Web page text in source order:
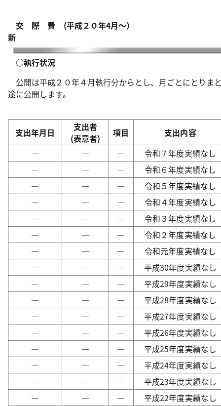
交 際 費 (平成２０年4月〜）
新
○執行状況
公開は平成２０年４月執行分からとし、月ごとにとりま
途に公開します。
支出年月日
支出者
(表意者)
項目
支出内容
―
― ―
令和７年度実績なし
―
― ―
令和６年度実績なし
―
― ―
令和５年度実績なし
―
― ―
令和４年度実績なし
―
― ―
令和３年度実績なし
―
― ―
令和２年度実績なし
―
― ―
令和元年度実績なし
―
― ―
平成30年度実績なし
―
― ―
平成29年度実績なし
―
― ―
平成28年度実績なし
―
― ―
平成27年度実績なし
―
― ―
平成26年度実績なし
―
― ―
平成25年度実績なし
―
― ―
平成24年度実績なし
―
― ―
平成23年度実績なし
―
― ―
平成22年度実績なし